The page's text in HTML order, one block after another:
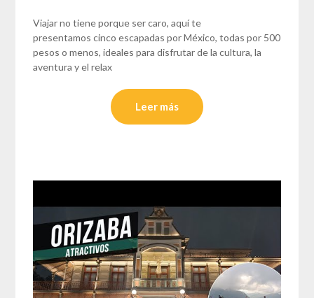
Viajar no tiene porque ser caro, aquí te
presentamos cinco escapadas por México, todas por 500
pesos o menos, ideales para disfrutar de la cultura, la
aventura y el relax
Leer más